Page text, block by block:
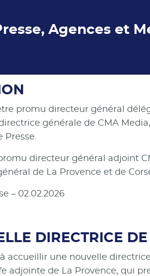
Agences et
promu directeur général
générale de CMA
Presse.
directeur général adjoint
de La Provence et de
– 02.02.2026
DIRECTRICE
accueillir une nouvelle
adjointe de La Provence, qui